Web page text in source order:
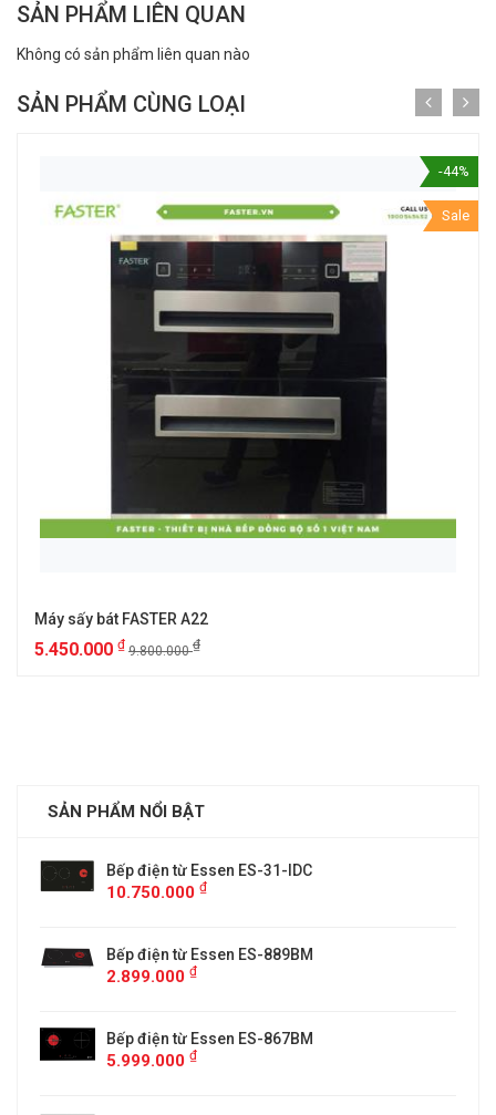
SẢN PHẨM LIÊN QUAN
Không có sản phẩm liên quan nào
SẢN PHẨM CÙNG LOẠI
-44%
Sale
Máy sấy bát FASTER A22
5.450.000 ₫ 9.800.000₫
SẢN PHẨM NỔI BẬT
Bếp điện từ Essen ES-31-IDC
10.750.000 ₫
Bếp điện từ Essen ES-889BM
2.899.000 ₫
Bếp điện từ Essen ES-867BM
5.999.000 ₫